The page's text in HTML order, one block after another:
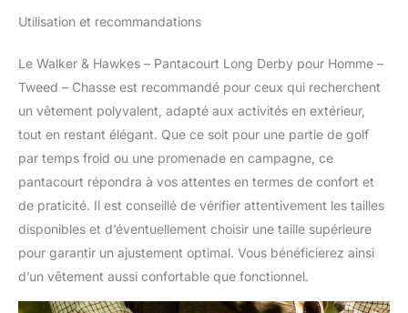
Utilisation et recommandations
Le Walker & Hawkes – Pantacourt Long Derby pour Homme –
Tweed – Chasse est recommandé pour ceux qui recherchent
un vêtement polyvalent, adapté aux activités en extérieur,
tout en restant élégant. Que ce soit pour une partie de golf
par temps froid ou une promenade en campagne, ce
pantacourt répondra à vos attentes en termes de confort et
de praticité. Il est conseillé de vérifier attentivement les tailles
disponibles et d’éventuellement choisir une taille supérieure
pour garantir un ajustement optimal. Vous bénéficierez ainsi
d’un vêtement aussi confortable que fonctionnel.